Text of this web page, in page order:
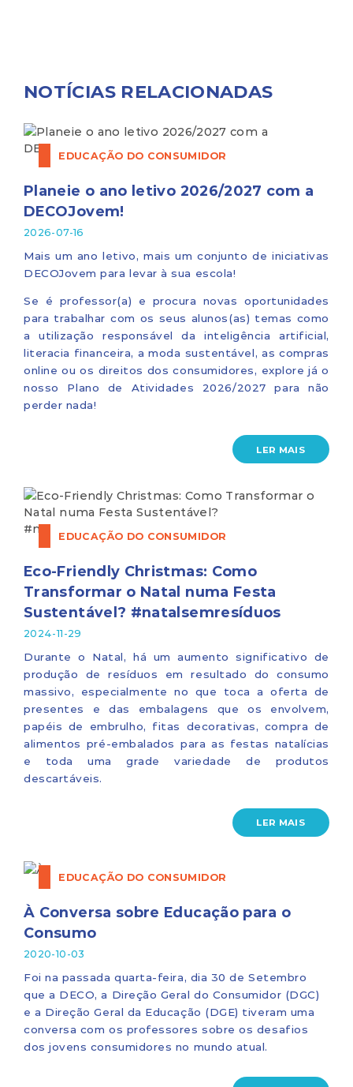
NOTÍCIAS RELACIONADAS
EDUCAÇÃO DO CONSUMIDOR
Planeie o ano letivo 2026/2027 com a
DECOJovem!
2026-07-16
Mais um ano letivo, mais um conjunto de iniciativas
DECOJovem para levar à sua escola!
Se é professor(a) e procura novas oportunidades
para trabalhar com os seus alunos(as) temas como
a utilização responsável da inteligência artificial,
literacia financeira, a moda sustentável, as compras
online ou os direitos dos consumidores, explore já o
nosso Plano de Atividades 2026/2027 para não
perder nada!
LER MAIS
EDUCAÇÃO DO CONSUMIDOR
Eco-Friendly Christmas: Como
Transformar o Natal numa Festa
Sustentável? #natalsemresíduos
2024-11-29
Durante o Natal, há um aumento significativo de
produção de resíduos em resultado do consumo
massivo, especialmente no que toca a oferta de
presentes e das embalagens que os envolvem,
papéis de embrulho, fitas decorativas, compra de
alimentos pré-embalados para as festas natalícias
e toda uma grade variedade de produtos
descartáveis.
LER MAIS
EDUCAÇÃO DO CONSUMIDOR
À Conversa sobre Educação para o
Consumo
2020-10-03
Foi na passada quarta-feira, dia 30 de Setembro
que a DECO, a Direção Geral do Consumidor (DGC)
e a Direção Geral da Educação (DGE) tiveram uma
conversa com os professores sobre os desafios
dos jovens consumidores no mundo atual.